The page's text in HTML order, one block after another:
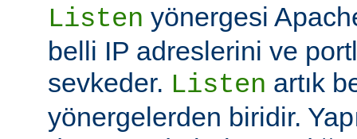
Listen yönergesi
belli IP adreslerini ve
sevkeder. Listen artık
yönergelerden biridir.